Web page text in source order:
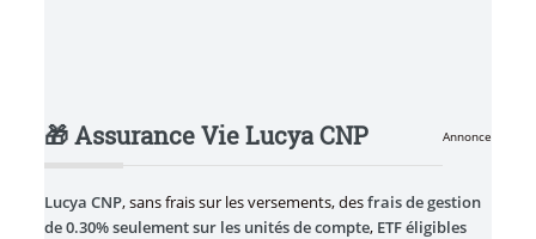
Annonce
🎁 Assurance Vie Lucya CNP
Lucya CNP, sans frais sur les versements, desfrais de gestion
de 0.30% seulement sur les unités de compte, ETF éligibles